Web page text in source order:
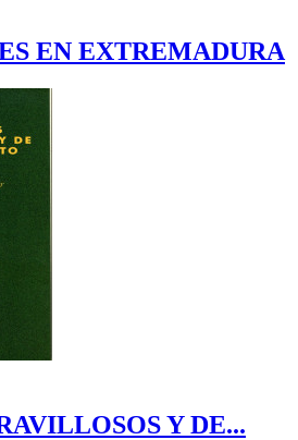
EN EXTREMADURA
Y DE...